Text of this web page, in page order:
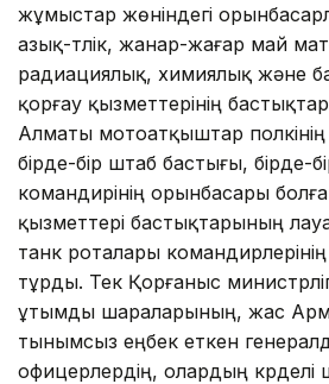
жұмыстар жөніндегі
азық-түлік, жанар-жағар май
радиациялық, химиялық және
қорғау қызметтерінің
Алматы мотоатқыштар
бірде-бір штаб бастығы, бірде-
командирінің орынбасары
қызметтері бастықтарының
танк роталары
тұрды. Тек Қорғаныс
ұтымды шараларының, жас
тынымсыз еңбек еткен
офицерлердің, олардың